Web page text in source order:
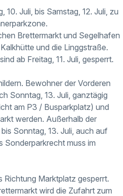
Juli, bis Samstag, 12. Juli, zu
Brettermarkt und Segelhafen
und die Linggstraße.
ab Freitag, 11. Juli, gesperrt.
Bewohner der Vorderen
Sonntag, 13. Juli, ganztägig
am P3 / Busparkplatz) und
werden. Außerhalb der
Sonntag, 13. Juli, auch auf
Sonderparkrecht muss im
Richtung Marktplatz gesperrt.
wird die Zufahrt zum